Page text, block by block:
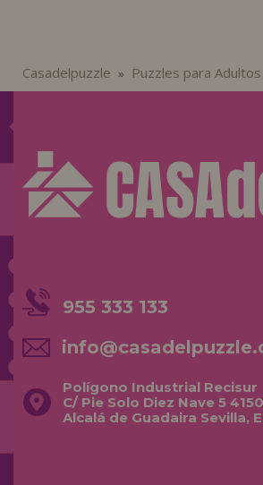
Casadelpuzzle » Puzzles para Adultos
955 333 133
Polígono Industrial Recisur
C/ Pie Solo Diez Nave 5
Alcalá de Guadaira Sevilla,